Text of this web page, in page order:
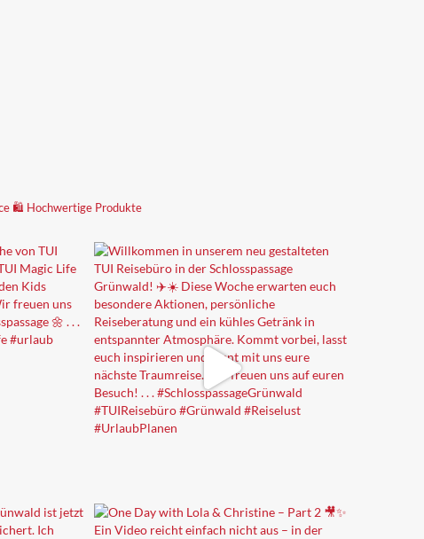
🛍 Hochwertige Produkte